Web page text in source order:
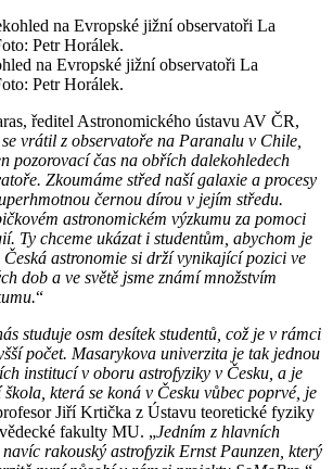
na Evropské jižní observatoři La
Petr Horálek.
ředitel Astronomického ústavu AV ČR,
se vrátil z observatoře na Paranalu v Chile,
pozorovací čas na obřích dalekohledech
Zkoumáme střed naší galaxie a procesy
černou dírou v jejím středu.
astronomickém výzkumu za pomoci
Ty chceme ukázat i studentům, abychom je
astronomie si drží vynikající pozici ve
dob a ve světě jsme známí množstvím
“
studuje osm desítek studentů, což je v rámci
počet. Masarykova univerzita je tak jednou
institucí v oboru astrofyziky v Česku, a je
která se koná v Česku vůbec poprvé, je
Jiří Krtička z Ústavu teoretické fyziky
fakulty MU. „Jedním z hlavních
rakouský astrofyzik Ernst Paunzen, který